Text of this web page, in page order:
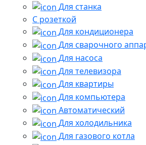
Для станка
C розеткой
Для кондиционера
Для сварочного
Для насоса
Для телевизора
Для квартиры
Для компьютера
Автоматический
Для холодильника
Для газового котла